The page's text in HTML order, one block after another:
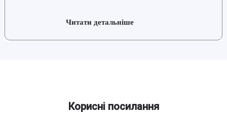
Читати детальніше
Корисні посилання